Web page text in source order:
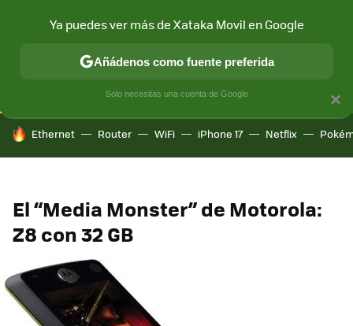
CONECTIVIDAD MÓVIL Y SOCIEDAD APLICACIONES
HOY SE HABLA DE
Ethernet Router WiFi iPhone 17 Netflix
El “Media Monster” de Motorola:
Z8 con 32 GB
×
Ya puedes ver más de Xataka Movil en Google
Añádenos como fuente preferida
Solo necesitas una cuenta de Google